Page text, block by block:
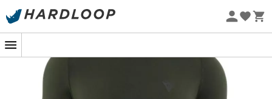
Promos d'été 🔥 -5 % EXTRA dès 2 produits* code Summer5
-5% Extra - Code Summer5